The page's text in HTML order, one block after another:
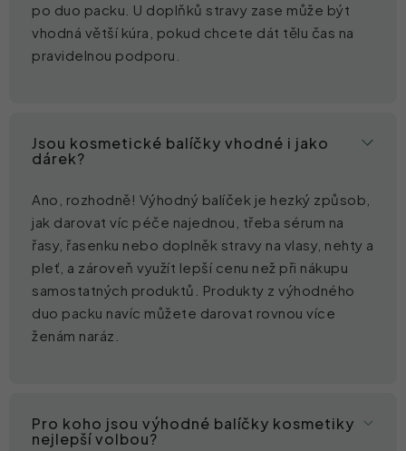
po duo packu. U doplňků stravy zase může být
vhodná větší kúra, pokud chcete dát tělu čas na
pravidelnou podporu.
Jsou kosmetické balíčky vhodné i jako
dárek?
Ano, rozhodně! Výhodný balíček je hezký způsob,
jak darovat víc péče najednou, třeba sérum na
řasy, řasenku nebo doplněk stravy na vlasy, nehty a
pleť, a zároveň využít lepší cenu než při nákupu
samostatných produktů. Produkty z výhodného
duo packu navíc můžete darovat rovnou více
ženám naráz.
Pro koho jsou výhodné balíčky kosmetiky
nejlepší volbou?